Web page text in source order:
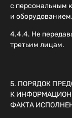
с персональным
и
4.4.4. Не
третьим лицам.
5. ПОРЯДОК
К
ФАКТА